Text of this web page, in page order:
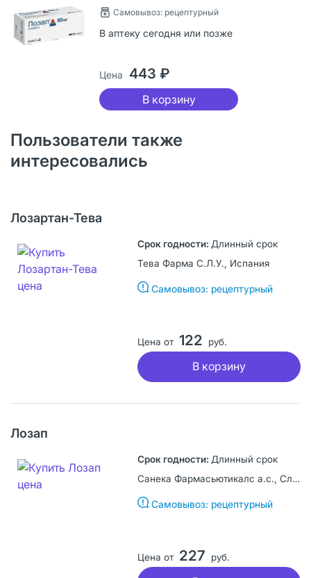
Самовывоз: рецептурный
В аптеку сегодня или позже
Цена 443 ₽
В корзину
Пользователи также
интересовались
Лозартан-Тева
Длинный срок
Тева Фарма С.Л.У., Испания
Самовывоз: рецептурный
Цена от 122 руб.
В корзину
Лозап
Длинный срок
Санека Фармасьютикалс а.с., Словакия
Самовывоз: рецептурный
Цена от 227 руб.